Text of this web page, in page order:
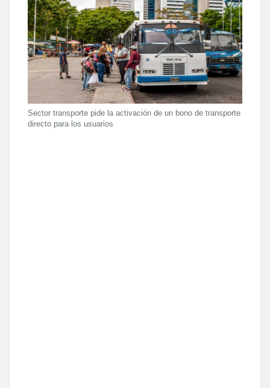
Sector transporte pide la activación de un bono de transporte
directo para los usuarios